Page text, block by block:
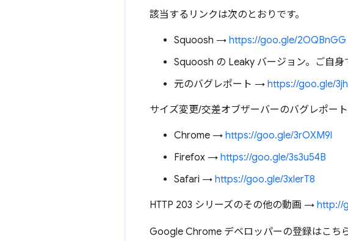
該当するリンクは次のとおりです。
Squoosh → https://goo.gle/2OQBnGG
Squoosh の Leaky バージョン。ご自
元のバグレポート → https://goo.gle/
サイズ変更/交差オブザーバーのバグレポー
Chrome → https://goo.gle/3rOXM9l
Firefox → https://goo.gle/3s3u54B
Safari → https://goo.gle/3xlerT8
HTTP 203 シリーズのその他の動画 → http://
Google Chrome デベロッパーの登録はこち